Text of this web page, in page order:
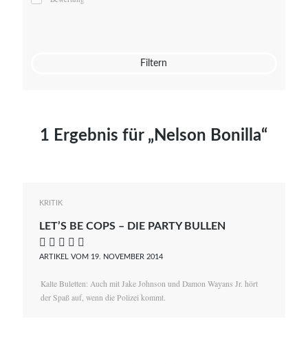
Mato von Vogelstein
Filtern
1 Ergebnis für „Nelson Bonilla“
KRITIK
LET’S BE COPS – DIE PARTY BULLEN
    
ARTIKEL VOM 19. NOVEMBER 2014
Kalte Buletten: Auch mit Jake Johnson und Damon Wayans Jr. hört
der Spaß auf, wenn die Polizei kommt.